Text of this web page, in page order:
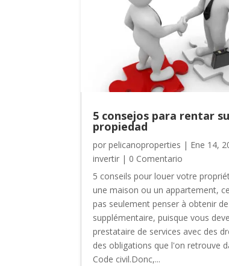
5 consejos para rentar su
propiedad
porpelicanoproperties | Ene 14,
invertir | 0 Comentario
5 conseils pour louer votre
une maison ou un appartement,
pas seulement penser à obtenir
supplémentaire, puisque vous
prestataire de services avec des
des obligations que l'on retrouve
Code civil.Donc,...